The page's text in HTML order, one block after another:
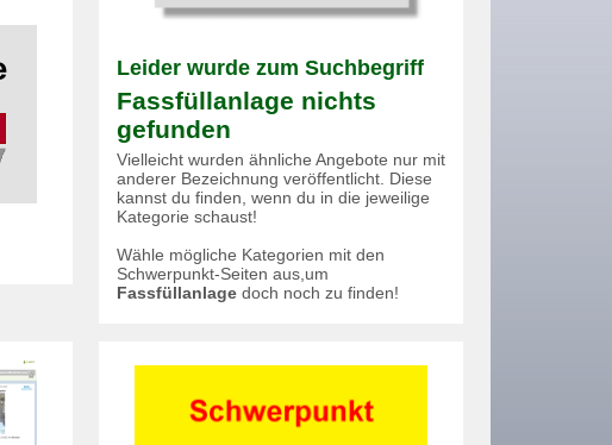
Leider wurde zum Suchbegriff
Fassfüllanlage nichts
gefunden
Vielleicht wurden ähnliche Angebote nur mit
anderer Bezeichnung veröffentlicht. Diese
kannst du finden, wenn du in die jeweilige
Kategorie schaust!
Wähle mögliche Kategorien mit den
Schwerpunkt-Seiten aus,um
Fassfüllanlagedoch noch zu finden!